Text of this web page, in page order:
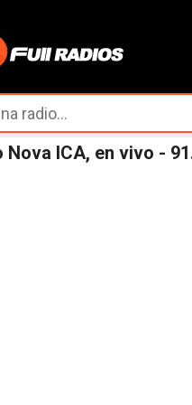
Nova ICA, en vivo -